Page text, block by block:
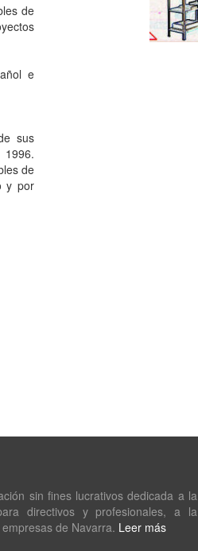
de
e
sus
de
y por
sin fines lucrativos dedicada a la
directivos y profesionales, a la
de Navarra. Leer más